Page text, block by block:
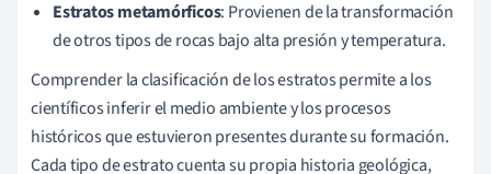
Estratos metamórficos: Provienen de la transformación
de otros tipos de rocas bajo alta presión y temperatura.
Comprender la clasificación de los estratos permite a los
científicos inferir el medio ambiente y los procesos
históricos que estuvieron presentes durante su formación.
Cada tipo de estrato cuenta su propia historia geológica,